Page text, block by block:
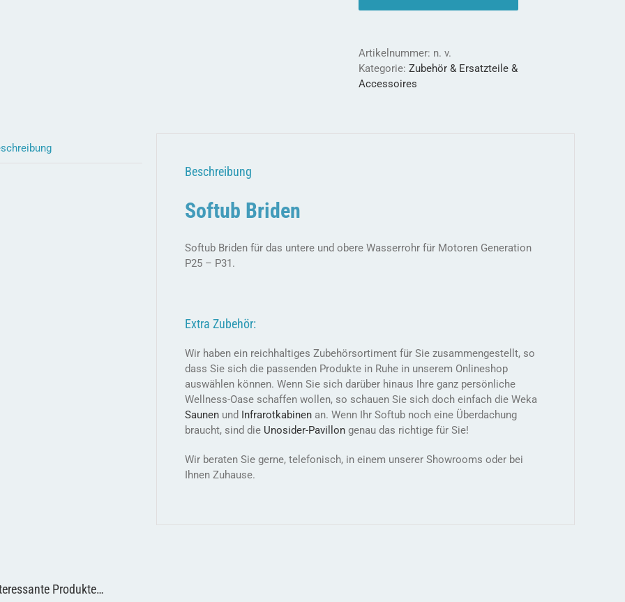
Verbindung
Menge
Artikelnummer: n. v.
Kategorie: Zubehör & Ersatzteile &
Accessoires
Beschreibung
Softub Briden
Softub Briden für das untere und obere Wasserrohr für Motoren Generation
P25 – P31.
Extra Zubehör:
Wir haben ein reichhaltiges Zubehörsortiment für Sie zusammengestellt, so
dass Sie sich die passenden Produkte in Ruhe in unserem Onlineshop
auswählen können. Wenn Sie sich darüber hinaus Ihre ganz persönliche
Wellness-Oase schaffen wollen, so schauen Sie sich doch einfach die Weka
Saunen und Infrarotkabinen an. Wenn Ihr Softub noch eine Überdachung
braucht, sind die Unosider-Pavillon genau das richtige für Sie!
Wir beraten Sie gerne, telefonisch, in einem unserer Showrooms oder bei
Ihnen Zuhause.
Produkte…